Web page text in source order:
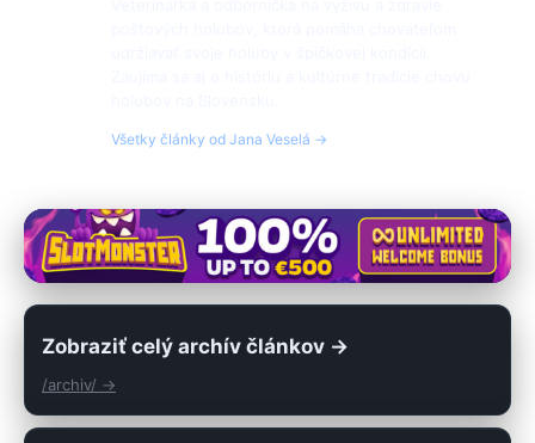
Všetky články od Jana Veselá →
Zobraziť celý archív článkov →
/archiv/ →